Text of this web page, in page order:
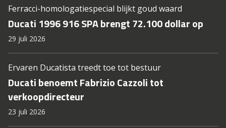
Ferracci-homologatiespecial blijkt goud waard
Ducati 1996 916 SPA brengt 72.100 dollar op
29 juli 2026
Ervaren Ducatista treedt toe tot bestuur
Ducati benoemt Fabrizio Cazzoli tot
verkoopdirecteur
23 juli 2026